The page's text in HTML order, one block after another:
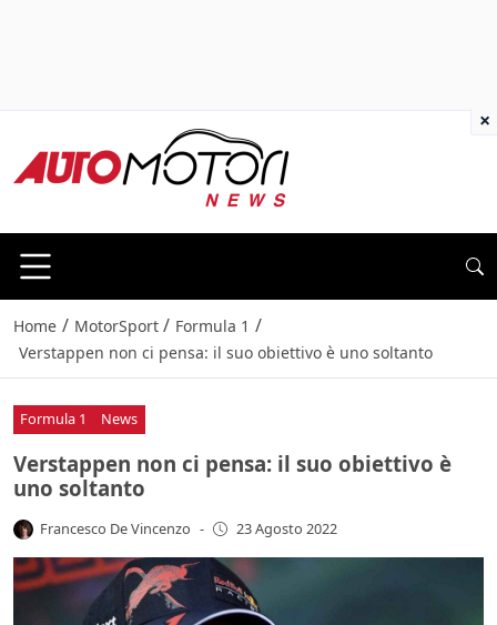
Home / MotorSport / Formula 1 /
Verstappen non ci pensa: il suo obiettivo è uno soltanto
Formula 1 News
Verstappen non ci pensa: il suo obiettivo è
uno soltanto
Francesco De Vincenzo - 23 Agosto 2022
×